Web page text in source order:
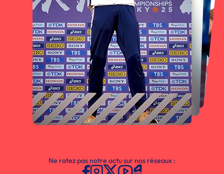
Ne ratez pas notre actu sur nos réseaux :